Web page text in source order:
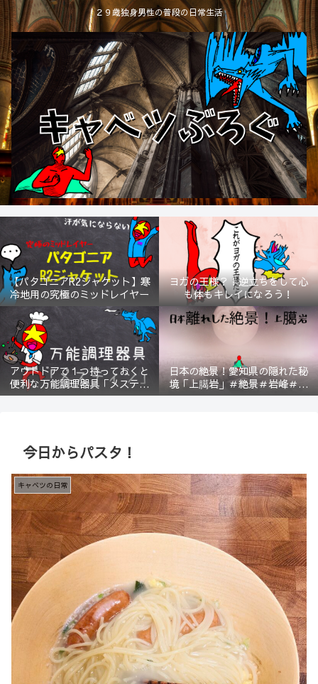
２９歳独身男性の普段の日常生活
【パタゴニアR2ジャケット】寒
冷地用の究極のミッドレイヤー
ヨガの王様？！逆立ちをして心
も体もキレイになろう！
アウトドアで１つ持っておくと
便利な万能調理器具「メスティ
ン」＃登山＃BBQ
日本の絶景！愛知県の隠れた秘
境「上臈岩」＃絶景＃岩峰＃新
城＃スリル＃宇連山
今日からパスタ！
キャベツの日常